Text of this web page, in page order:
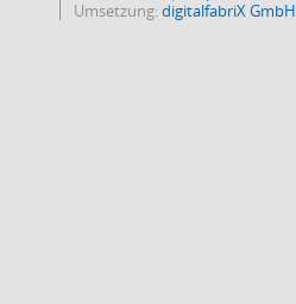
Umsetzung:digitalfabriX GmbH